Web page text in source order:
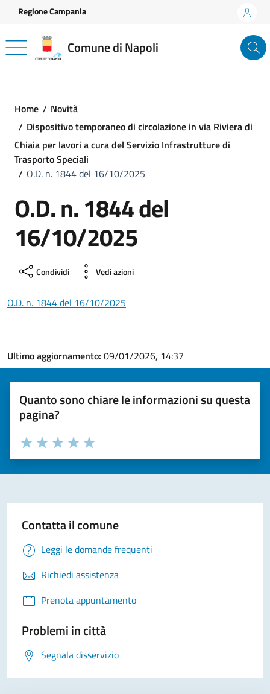
Vai ai contenuti
Vai al footer
Regione Campania
Comune di Napoli
Home
Novità
Dispositivo temporaneo di circolazione in via Riviera di
Chiaia per lavori a cura del Servizio Infrastrutture di
Trasporto Speciali
O.D. n. 1844 del 16/10/2025
O.D. n. 1844 del
16/10/2025
Condividi Vedi azioni
O.D. n. 1844 del 16/10/2025
Ultimo aggiornamento: 09/01/2026, 14:37
Quanto sono chiare le informazioni su questa
pagina?
Valuta la chiarezza delle informazioni (da 1 a 5 stelle)
Seleziona il numero di stelle per valutare la chiarezza delle
Valuta 5 stelle su 5
Valuta 4 stelle su 5
Valuta 3 stelle su 5
Valuta 2 stelle su 5
Valuta 1 stelle su 5
Contatta il comune
Leggi le domande frequenti
Richiedi assistenza
Prenota appuntamento
Problemi in città
Segnala disservizio